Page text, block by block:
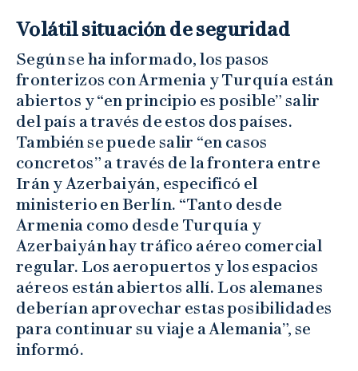
Volátil situación de seguridad
Según se ha informado, los pasos
fronterizos con Armenia y Turquía están
abiertos y “en principio es posible” salir
del país a través de estos dos países.
También se puede salir “en casos
concretos” a través de la frontera entre
Irán y Azerbaiyán, especificó el
ministerio en Berlín. “Tanto desde
Armenia como desde Turquía y
Azerbaiyán hay tráfico aéreo comercial
regular. Los aeropuertos y los espacios
aéreos están abiertos allí. Los alemanes
deberían aprovechar estas posibilidades
para continuar su viaje a Alemania”, se
informó.